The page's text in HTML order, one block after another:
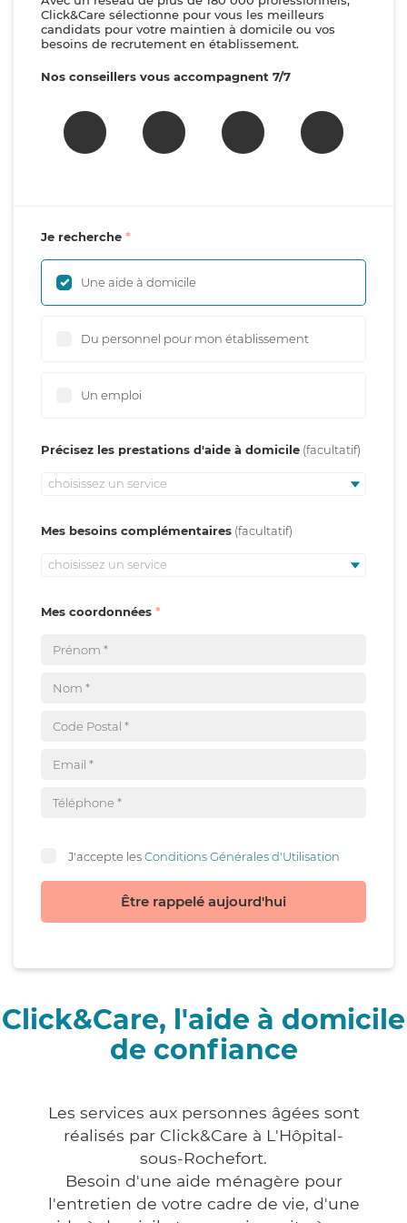
Click&Care sélectionne pour vous les meilleurs
candidats pour votre maintien à domicile ou vos
besoins de recrutement en établissement.
Nos conseillers vous accompagnent 7/7
Je recherche
Une aide à domicile
Du personnel pour mon établissement
Un emploi
Précisez les prestations d'aide à domicile
choisissez un service
Mes besoins complémentaires
choisissez un service
Mes coordonnées
J'accepte lesConditions Générales d'Utilisation
Être rappelé aujourd'hui
Click&Care, l'aide à domicile
de confiance
Les services aux personnes âgées sont
réalisés par Click&Care à L'Hôpital-
sous-Rochefort.
Besoin d'une aide ménagère pour
l'entretien de votre cadre de vie, d'une